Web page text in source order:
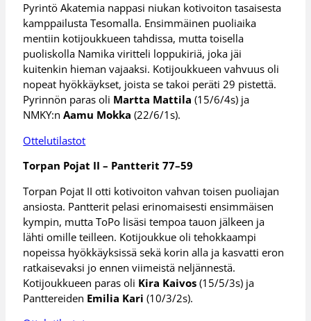
Pyrintö Akatemia nappasi niukan kotivoiton tasaisesta
kamppailusta Tesomalla. Ensimmäinen puoliaika
mentiin kotijoukkueen tahdissa, mutta toisella
puoliskolla Namika viritteli loppukiriä, joka jäi
kuitenkin hieman vajaaksi. Kotijoukkueen vahvuus oli
nopeat hyökkäykset, joista se takoi peräti 29 pistettä.
Pyrinnön paras oli Martta Mattila (15/6/4s) ja
NMKY:nAamu Mokka (22/6/1s).
Ottelutilastot
Torpan Pojat II – Pantterit 77–59
Torpan Pojat II otti kotivoiton vahvan toisen puoliajan
ansiosta. Pantterit pelasi erinomaisesti ensimmäisen
kympin, mutta ToPo lisäsi tempoa tauon jälkeen ja
lähti omille teilleen. Kotijoukkue oli tehokkaampi
nopeissa hyökkäyksissä sekä korin alla ja kasvatti eron
ratkaisevaksi jo ennen viimeistä neljännestä.
Kotijoukkueen paras oli Kira Kaivos (15/5/3s) ja
Panttereiden Emilia Kari (10/3/2s).